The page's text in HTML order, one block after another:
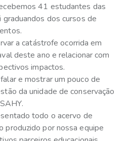
41 estudantes das
graduandos dos cursos de
a catástrofe ocorrida em
deste ano e relacionar com
impactos.
e mostrar um pouco de
da unidade de conservação
todo o acervo de
produzido por nossa equipe